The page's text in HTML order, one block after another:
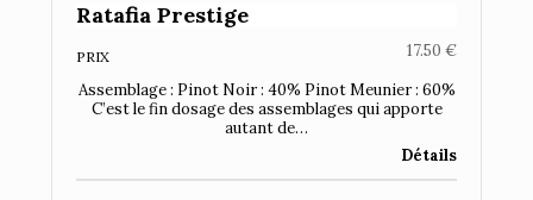
Ratafia Prestige
PRIX 17.50 €
Assemblage : Pinot Noir : 40% Pinot Meunier : 60%
C’est le fin dosage des assemblages qui apporte
autant de…
Détails